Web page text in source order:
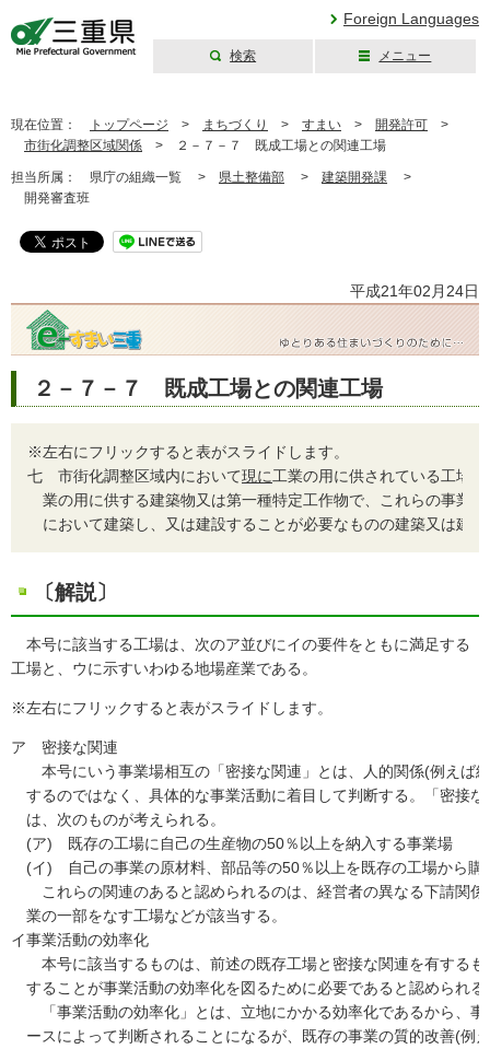
Foreign Languages
検索 メニュー
現在位置： トップページ > まちづくり > すまい > 開発許可 >
市街化調整区域関係 > ２－７－７ 既成工場との関連工場
担当所属： 県庁の組織一覧 > 県土整備部 > 建築開発課 >
開発審査班
平成21年02月24日
２－７－７ 既成工場との関連工場
※左右にフリックすると表がスライドします。
七 市街化調整区域内において現に工業の用に供されている工場
業の用に供する建築物又は第一種特定工作物で、これらの事業
において建築し、又は建設することが必要なものの建築又は建
〔解説〕
本号に該当する工場は、次のア並びにイの要件をともに満足する
工場と、ウに示すいわゆる地場産業である。
※左右にフリックすると表がスライドします。
ア 密接な関連
本号にいう事業場相互の「密接な関連」とは、人的関係(例えば
するのではなく、具体的な事業活動に着目して判断する。「密接
は、次のものが考えられる。
(ア) 既存の工場に自己の生産物の50％以上を納入する事業場
(イ) 自己の事業の原材料、部品等の50％以上を既存の工場から購
これらの関連のあると認められるのは、経営者の異なる下請関
業の一部をなす工場などが該当する。
イ事業活動の効率化
本号に該当するものは、前述の既存工場と密接な関連を有する
することが事業活動の効率化を図るために必要であると認められ
「事業活動の効率化」とは、立地にかかる効率化であるから、
ースによって判断されることになるが、既存の事業の質的改善(例